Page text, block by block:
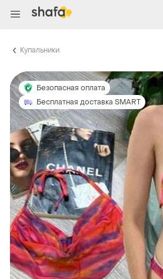
Купальники
Безопасная оплата
Бесплатная доставка SMART